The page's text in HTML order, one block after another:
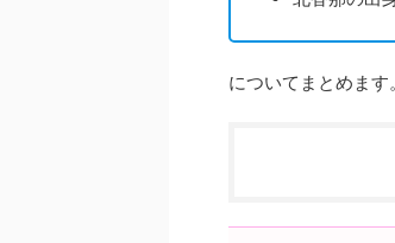
についてまとめます。